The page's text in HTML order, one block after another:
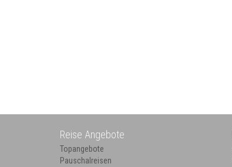
Reise Angebote
Topangebote
Pauschalreisen